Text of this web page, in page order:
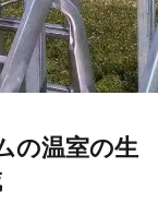
の温室の生